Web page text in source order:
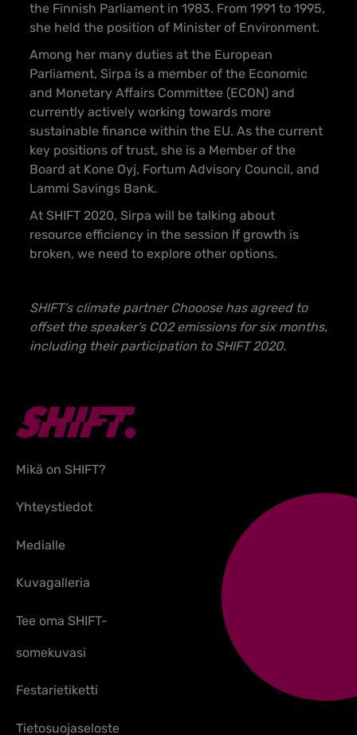
the Finnish Parliament in 1983. From 1991 to 1995,
she held the position of Minister of Environment.
Among her many duties at the European
Parliament, Sirpa is a member of the Economic
and Monetary Affairs Committee (ECON) and
currently actively working towards more
sustainable finance within the EU. As the current
key positions of trust, she is a Member of the
Board at Kone Oyj, Fortum Advisory Council, and
Lammi Savings Bank.
At SHIFT 2020, Sirpa will be talking about
resource efficiency in the session If growth is
broken, we need to explore other options.
SHIFT’s climate partner Chooose has agreed to
offset the speaker’s CO2 emissions for six months,
including their participation to SHIFT 2020.
Mikä on SHIFT?
Yhteystiedot
Medialle
Kuvagalleria
Tee oma SHIFT-
somekuvasi
Festarietiketti
Tietosuojaseloste